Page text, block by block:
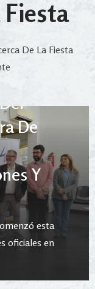
De La Fiesta
De
Y
esta
oficiales en